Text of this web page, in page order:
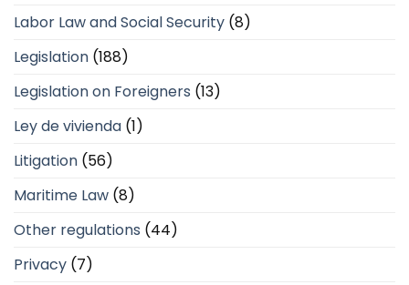
Labor Law and Social Security (8)
Legislation (188)
Legislation on Foreigners (13)
Ley de vivienda (1)
Litigation (56)
Maritime Law (8)
Other regulations (44)
Privacy (7)